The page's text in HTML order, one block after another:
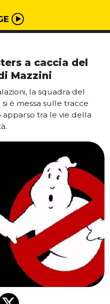
a caccia del
Mazzini
la squadra del
è messa sulle tracce
tra le vie della